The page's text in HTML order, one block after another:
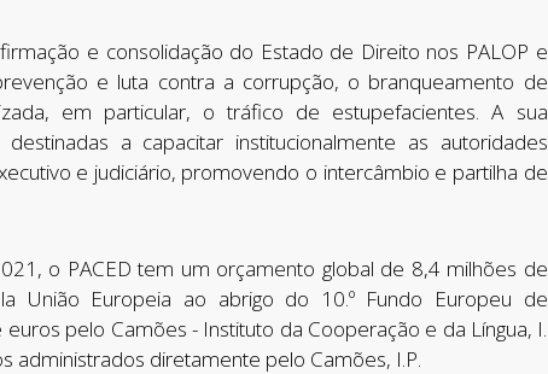
e consolidação do Estado de Direito nos PALOP e
e luta contra a corrupção, o branqueamento de
em particular, o tráfico de estupefacientes. A sua
a capacitar institucionalmente as autoridades
e judiciário, promovendo o intercâmbio e partilha de
o PACED tem um orçamento global de 8,4 milhões de
União Europeia ao abrigo do 10.º Fundo Europeu de
pelo Camões - Instituto da Cooperação e da Língua, I.
administrados diretamente pelo Camões, I.P.